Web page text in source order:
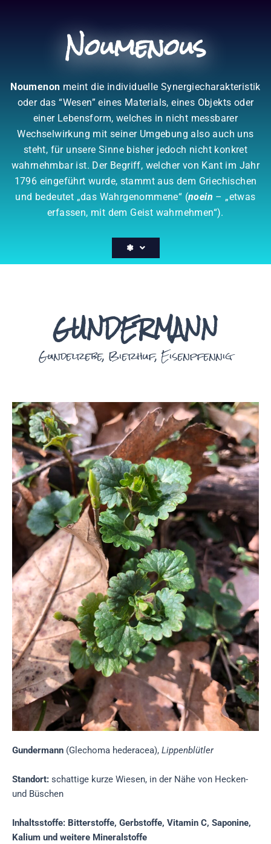
Noumenous
Noumenon meint die individuelle Synergiecharakteristik
oder das “Wesen” eines Materials, eines Objekts oder
einer Lebensform, welches in nicht messbarer
Wechselwirkung mit seiner Umgebung also auch uns
steht, für unsere Sinne bisher jedoch nicht konkret
wahrnehmbar ist. Der Begriff, welcher von Kant im Jahr
1796 eingeführt wurde, stammt aus dem Griechischen
und bedeutet „das Wahrgenommene“ (noein – „etwas
erfassen, mit dem Geist wahrnehmen“).
❃
GUNDERMANN
Gundelrebe, Bierhuf, Eisenpfennig
Gundermann (Glechoma hederacea), Lippenblütler
Standort: schattige kurze Wiesen, in der Nähe von Hecken-
und Büschen
Inhaltsstoffe: Bitterstoffe, Gerbstoffe, Vitamin C, Saponine,
Kalium und weitere Mineralstoffe